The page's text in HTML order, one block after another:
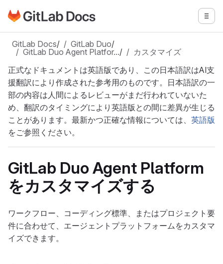
メインコンテンツにスキップ
GitLabドキュメントのホームページに移動 メニ
GitLab Docs/ GitLab Duo/
GitLab Duo Agent Platfor…/
カスタマイズ
正式なドキュメントは英語版であり、この日本語訳はAI支
援翻訳により作成された参考用のものです。日本語訳の一
部の内容は人間によるレビューがまだ行われていないた
め、翻訳のタイミングにより英語版との間に差異が生じる
ことがあります。最新かつ正確な情報については、 英語版
をご参照ください。
GitLab Duo Agent Platform
をカスタマイズする
ワークフロー、コーディング標準、またはプロジェクト要
件に合わせて、エージェントプラットフォームをカスタマ
イズできます。